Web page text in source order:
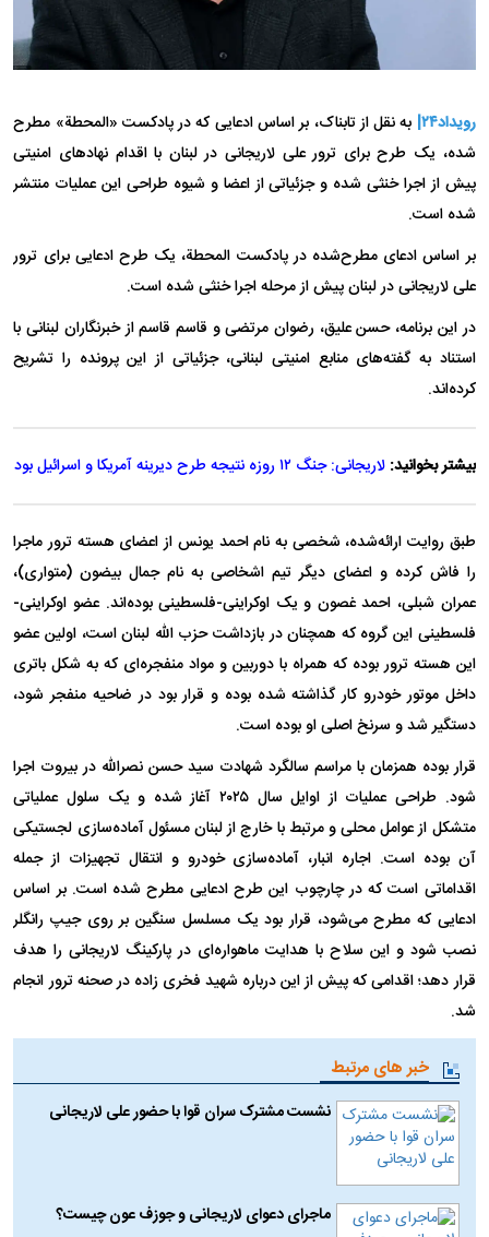
رویداد۲۴|
به نقل از تابناک، بر اساس ادعایی که در پادکست «المحطة» مطرح
شده، یک طرح برای ترور علی لاریجانی در لبنان با اقدام نهاد‌های امنیتی
پیش از اجرا خنثی شده و جزئیاتی از اعضا و شیوه طراحی این عملیات منتشر
شده است.
بر اساس ادعای مطرح‌شده در پادکست المحطة، یک طرح ادعایی برای ترور
علی لاریجانی در لبنان پیش از مرحله اجرا خنثی شده است.
در این برنامه، حسن علیق، رضوان مرتضى و قاسم قاسم از خبرنگاران لبنانی با
استناد به گفته‌های منابع امنیتی لبنانی، جزئیاتی از این پرونده را تشریح
کرده‌اند.
بیشتر بخوانید:لاریجانی: جنگ ۱۲ روزه نتیجه طرح دیرینه آمریکا و اسرائیل بود
طبق روایت ارائه‌شده، شخصی به نام احمد یونس از اعضای هسته ترور ماجرا
را فاش کرده و اعضای دیگر تیم اشخاصی به نام جمال بیضون (متواری)،
عمران شبلی، احمد غصون و یک اوکراینی-فلسطینی بوده‌اند. عضو اوکراینی-
فلسطینی این گروه که همچنان در بازداشت حزب الله لبنان است، اولین عضو
این هسته ترور بوده که همراه با دوربین و مواد منفجره‌ای که به شکل باتری
داخل موتور خودرو کار گذاشته شده بوده و قرار بود در ضاحیه منفجر شود،
دستگیر شد و سرنخ اصلی او بوده است.
قرار بوده همزمان با مراسم سالگرد شهادت سید حسن نصرالله در بیروت اجرا
شود. طراحی عملیات از اوایل سال ۲۰۲۵ آغاز شده و یک سلول عملیاتی
متشکل از عوامل محلی و مرتبط با خارج از لبنان مسئول آماده‌سازی لجستیکی
آن بوده است. اجاره انبار، آماده‌سازی خودرو و انتقال تجهیزات از جمله
اقداماتی است که در چارچوب این طرح ادعایی مطرح شده است. بر اساس
ادعایی که مطرح می‌شود، قرار بود یک مسلسل سنگین بر روی جیپ رانگلر
نصب شود و این سلاح با هدایت ماهواره‌ای در پارکینگ لاریجانی را هدف
قرار دهد؛ اقدامی که پیش از این درباره شهید فخری زاده در صحنه ترور انجام
شد.
خبر های مرتبط
نشست مشترک سران قوا با حضور علی لاریجانی
ماجرای دعوای لاریجانی و جوزف عون چیست؟